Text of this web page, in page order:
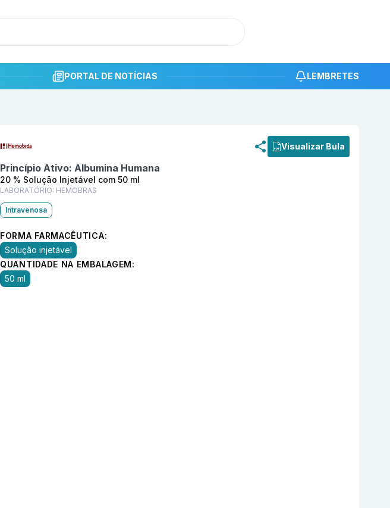
PORTAL DE NOTÍCIAS LEMBRETES
Visualizar Bula
Princípio Ativo: Albumina Humana
20 % Solução Injetável com 50 ml
LABORATÓRIO: HEMOBRAS
Intravenosa
FORMA FARMACÊUTICA:
Solução injetável
QUANTIDADE NA EMBALAGEM:
50 ml